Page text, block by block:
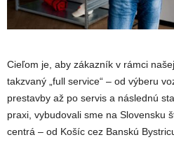
Cieľom je, aby zákazník v rámci
takzvaný „full service“ – od výberu
prestavby až po servis a následnú
praxi, vybudovali sme na Slovensku
centrá – od Košíc cez Banskú